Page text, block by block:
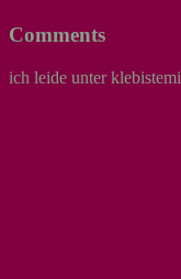
Comments
ich leide unter klebistemi